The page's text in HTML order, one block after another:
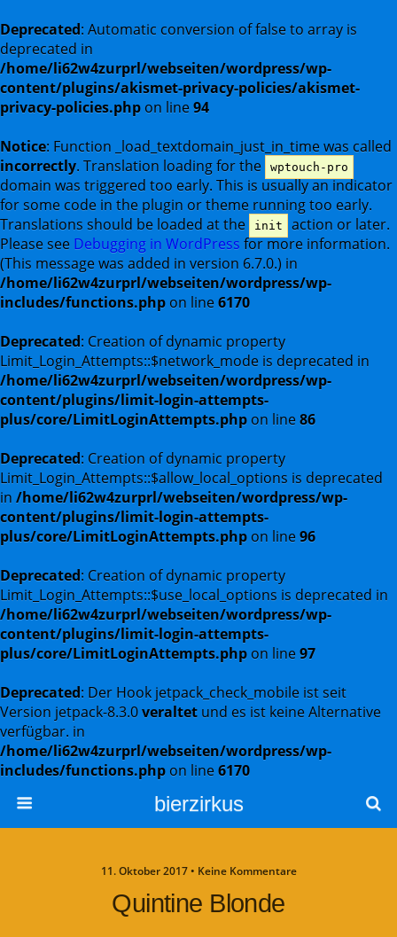
Deprecated: Automatic conversion of false to array is
deprecated in
/home/li62w4zurprl/webseiten/wordpress/wp-
content/plugins/akismet-privacy-policies/akismet-
privacy-policies.php on line94
Notice: Function _load_textdomain_just_in_time was called
incorrectly. Translation loading for the wptouch-pro
domain was triggered too early. This is usually an indicator
for some code in the plugin or theme running too early.
Translations should be loaded at the
init
action or later.
Please see Debugging in WordPress for more information.
(This message was added in version 6.7.0.) in
/home/li62w4zurprl/webseiten/wordpress/wp-
includes/functions.php on line6170
Deprecated: Creation of dynamic property
Limit_Login_Attempts::$network_mode is deprecated in
/home/li62w4zurprl/webseiten/wordpress/wp-
content/plugins/limit-login-attempts-
plus/core/LimitLoginAttempts.php on line86
Deprecated: Creation of dynamic property
Limit_Login_Attempts::$allow_local_options is deprecated
in /home/li62w4zurprl/webseiten/wordpress/wp-
content/plugins/limit-login-attempts-
plus/core/LimitLoginAttempts.php on line96
Deprecated: Creation of dynamic property
Limit_Login_Attempts::$use_local_options is deprecated in
/home/li62w4zurprl/webseiten/wordpress/wp-
content/plugins/limit-login-attempts-
plus/core/LimitLoginAttempts.php on line97
Deprecated: Der Hook jetpack_check_mobile ist seit
Version jetpack-8.3.0veraltet und es ist keine Alternative
verfügbar. in
/home/li62w4zurprl/webseiten/wordpress/wp-
includes/functions.php on line6170
bierzirkus
11. Oktober 2017 • Keine Kommentare
Quintine Blonde